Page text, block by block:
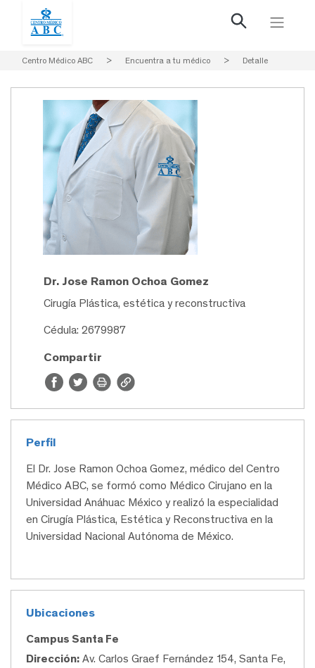
Centro Médico ABC > Encuentra a tu médico > Detalle
Dr. Jose Ramon Ochoa Gomez
Cirugía Plástica, estética y reconstructiva
Cédula: 2679987
Compartir
Perfil
El Dr. Jose Ramon Ochoa Gomez, médico del Centro
Médico ABC, se formó como Médico Cirujano en la
Universidad Anáhuac México y realizó la especialidad
en Cirugía Plástica, Estética y Reconstructiva en la
Universidad Nacional Autónoma de México.
Ubicaciones
Campus Santa Fe
Dirección: Av. Carlos Graef Fernández 154, Santa Fe,